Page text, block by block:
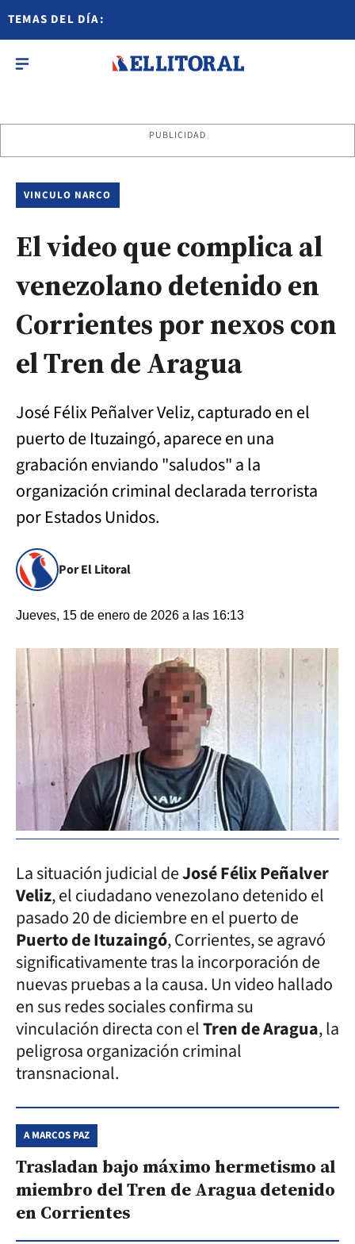
TEMAS DEL DÍA:
PUBLICIDAD
VINCULO NARCO
El video que complica al
venezolano detenido en
Corrientes por nexos con
el Tren de Aragua
José Félix Peñalver Veliz, capturado en el
puerto de Ituzaingó, aparece en una
grabación enviando "saludos" a la
organización criminal declarada terrorista
por Estados Unidos.
Por El Litoral
Jueves, 15 de enero de 2026 a las 16:13
La situación judicial deJosé Félix Peñalver
Veliz, el ciudadano venezolano detenido el
pasado 20 de diciembre en el puerto de
Puerto de Ituzaingó, Corrientes, se agravó
significativamente tras la incorporación de
nuevas pruebas a la causa. Un video hallado
en sus redes sociales confirma su
vinculación directa con elTren de Aragua, la
peligrosa organización criminal
transnacional.
A MARCOS PAZ
Trasladan bajo máximo hermetismo al
miembro del Tren de Aragua detenido
en Corrientes